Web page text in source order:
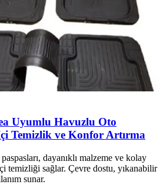
Uyumlu Havuzlu Oto
Temizlik ve Konfor Artırma
dayanıklı malzeme ve kolay
temizliği sağlar. Çevre dostu, yıkanabilir
sunar.